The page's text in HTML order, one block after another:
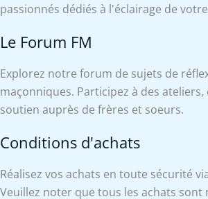
passionnés dédiés à l'éclairage de
Le Forum FM
Explorez notre forum de sujets de
maçonniques. Participez à des ateliers,
soutien auprès de frères et soeurs.
Conditions d'achats
Réalisez vos achats en toute sécurité
Veuillez noter que tous les achats sont